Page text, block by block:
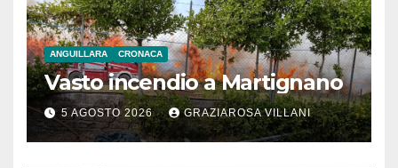
ANGUILLARA CRONACA
Vasto incendio a Martignano
5 AGOSTO 2026 GRAZIAROSA VILLANI